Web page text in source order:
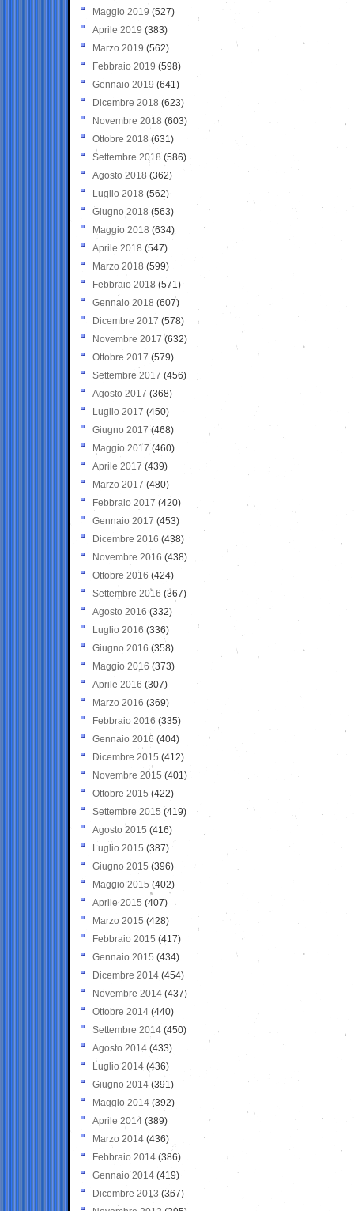
Maggio 2019 (527)
Aprile 2019 (383)
Marzo 2019 (562)
Febbraio 2019 (598)
Gennaio 2019 (641)
Dicembre 2018 (623)
Novembre 2018 (603)
Ottobre 2018 (631)
Settembre 2018 (586)
Agosto 2018 (362)
Luglio 2018 (562)
Giugno 2018 (563)
Maggio 2018 (634)
Aprile 2018 (547)
Marzo 2018 (599)
Febbraio 2018 (571)
Gennaio 2018 (607)
Dicembre 2017 (578)
Novembre 2017 (632)
Ottobre 2017 (579)
Settembre 2017 (456)
Agosto 2017 (368)
Luglio 2017 (450)
Giugno 2017 (468)
Maggio 2017 (460)
Aprile 2017 (439)
Marzo 2017 (480)
Febbraio 2017 (420)
Gennaio 2017 (453)
Dicembre 2016 (438)
Novembre 2016 (438)
Ottobre 2016 (424)
Settembre 2016 (367)
Agosto 2016 (332)
Luglio 2016 (336)
Giugno 2016 (358)
Maggio 2016 (373)
Aprile 2016 (307)
Marzo 2016 (369)
Febbraio 2016 (335)
Gennaio 2016 (404)
Dicembre 2015 (412)
Novembre 2015 (401)
Ottobre 2015 (422)
Settembre 2015 (419)
Agosto 2015 (416)
Luglio 2015 (387)
Giugno 2015 (396)
Maggio 2015 (402)
Aprile 2015 (407)
Marzo 2015 (428)
Febbraio 2015 (417)
Gennaio 2015 (434)
Dicembre 2014 (454)
Novembre 2014 (437)
Ottobre 2014 (440)
Settembre 2014 (450)
Agosto 2014 (433)
Luglio 2014 (436)
Giugno 2014 (391)
Maggio 2014 (392)
Aprile 2014 (389)
Marzo 2014 (436)
Febbraio 2014 (386)
Gennaio 2014 (419)
Dicembre 2013 (367)